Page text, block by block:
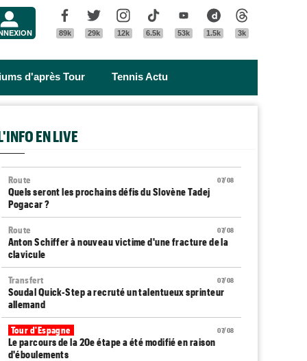
Facebook
89k
Twitter
29k
Instagram
12k
Tik Tok
6.5k
Youtube
53k
Dailymotion
1.5k 3k
d'après Tour Tennis Actu
EN LIVE
07/08
Route
Quels seront les prochains défis du Slovène Tadej
Pogacar ?
07/08
Route
Anton Schiffer à nouveau victime d'une fracture de la
clavicule
07/08
Transfert
Soudal Quick-Step a recruté un talentueux sprinteur
allemand
07/08
Tour d'Espagne
Le parcours de la 20e étape a été modifié en raison
d'éboulements